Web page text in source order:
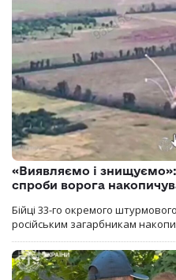
«Виявляємо і
спроби ворога
Бійці 33-го окремого
російським загарбникам